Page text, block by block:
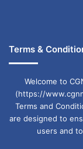
Terms &
Welcome to
(https://
Terms and
are designed to
users and